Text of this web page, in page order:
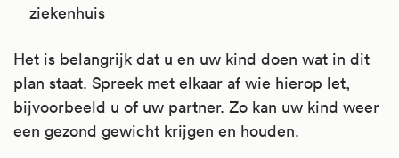
ziekenhuis
Het is belangrijk dat u en uw kind doen wat in dit
plan staat. Spreek met elkaar af wie hierop let,
bijvoorbeeld u of uw partner. Zo kan uw kind weer
een gezond gewicht krijgen en houden.